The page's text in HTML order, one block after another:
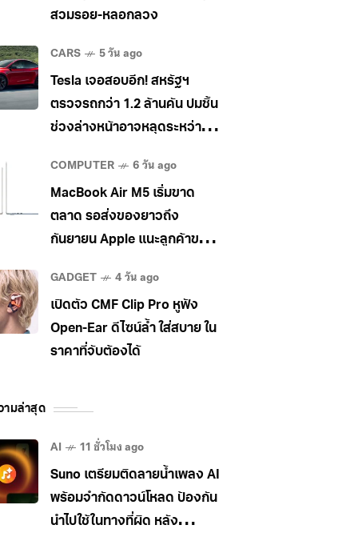
สวมรอย-หลอกลวง
CARS 5 วัน ago
Tesla เจอสอบอีก! สหรัฐฯ
ตรวจรถกว่า 1.2 ล้านคัน ปมชิ้น
ช่วงล่างหน้าอาจหลุดระหว่าง
COMPUTER 6 วัน ago
MacBook Air M5 เริ่มขาด
ตลาด รอส่งของยาวถึง
กันยายน Apple แนะลูกค้าขยับ
GADGET 4 วัน ago
เปิดตัว CMF Clip Pro หูฟัง
Open-Ear ดีไซน์ล้ำ ใส่สบาย ใน
ราคาที่จับต้องได้
ามล่าสุด
AI 11 ชั่วโมง ago
Suno เตรียมติดลายน้ำเพลง AI
พร้อมจำกัดดาวน์โหลด ป้องกัน
นำไปใช้ในทางที่ผิด หลัง